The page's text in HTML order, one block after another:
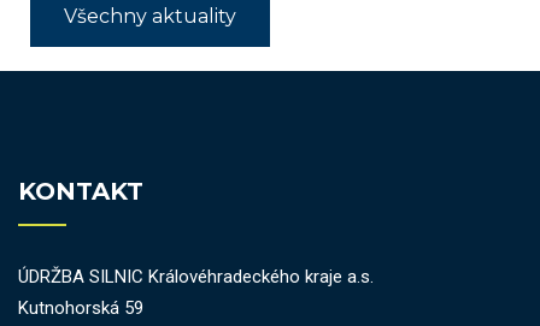
Všechny aktuality
KONTAKT
ÚDRŽBA SILNIC Královéhradeckého kraje a.s.
Kutnohorská 59